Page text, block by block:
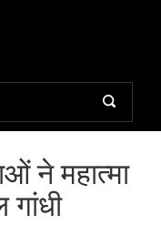
ने महात्मा
गांधी